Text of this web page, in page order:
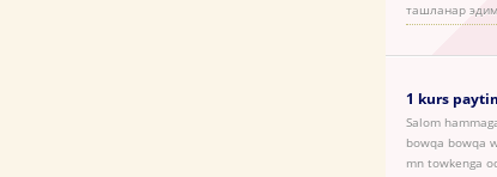
ташланар
1 kurs
Salom
bowqa bowqa
mn towkenga